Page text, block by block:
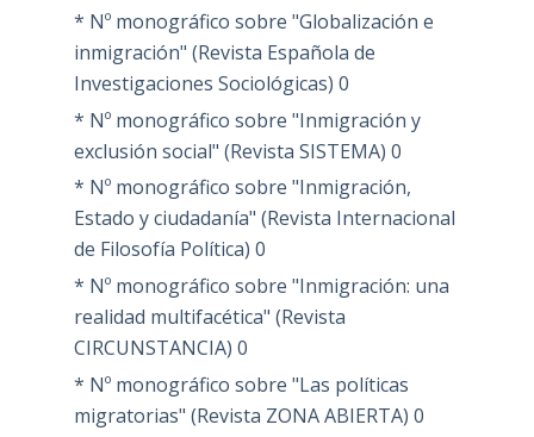
* Nº monográfico sobre "Globalización e
inmigración" (Revista Española de
Investigaciones Sociológicas) 0
* Nº monográfico sobre "Inmigración y
exclusión social" (Revista SISTEMA) 0
* Nº monográfico sobre "Inmigración,
Estado y ciudadanía" (Revista Internacional
de Filosofía Política) 0
* Nº monográfico sobre "Inmigración: una
realidad multifacética" (Revista
CIRCUNSTANCIA) 0
* Nº monográfico sobre "Las políticas
migratorias" (Revista ZONA ABIERTA) 0